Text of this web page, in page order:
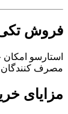
فروش
استارسو
مصرف
مزایای